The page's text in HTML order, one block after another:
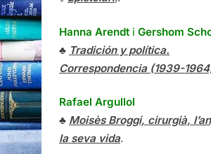
Hanna Arendt i Gershom
♣ Tradición y política.
Correspondencia (1939-
Rafael Argullol
♣ Moisès Broggi, cirurgià,
la seva vida.